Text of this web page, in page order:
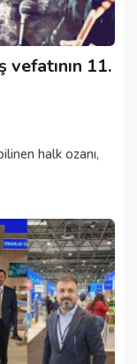
vefatının 11.
halk ozanı,